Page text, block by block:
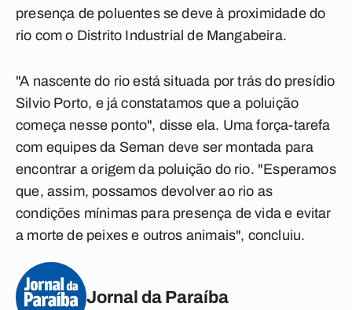
presença de poluentes se deve à proximidade do
rio com o Distrito Industrial de Mangabeira.
"A nascente do rio está situada por trás do presídio
Silvio Porto, e já constatamos que a poluição
começa nesse ponto", disse ela. Uma força-tarefa
com equipes da Seman deve ser montada para
encontrar a origem da poluição do rio. "Esperamos
que, assim, possamos devolver ao rio as
condições mínimas para presença de vida e evitar
a morte de peixes e outros animais", concluiu.
Jornal da Paraíba